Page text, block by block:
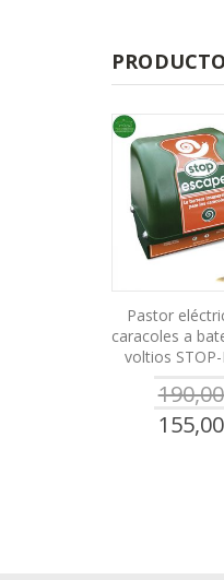
Pastor
caracoles a
voltios STOP-
Precio
especial